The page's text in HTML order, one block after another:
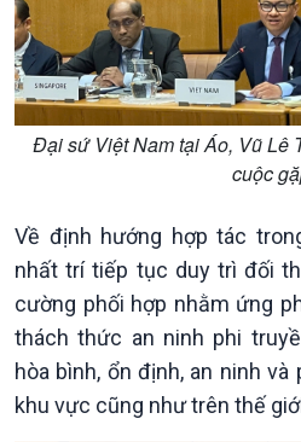
Bước chân đến trường
Đại sứ Việt Nam tại Áo, Vũ Lê
cuộc
Về định hướng hợp tác
nhất trí tiếp tục duy trì đối
cường phối hợp nhằm ứng
thách thức an ninh phi
hòa bình, ổn định, an ninh
khu vực cũng như trên thế